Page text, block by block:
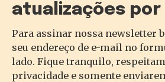
atualizações por
Para assinar nossa newsletter
seu endereço de e-mail no
lado. Fique tranquilo,
privacidade e somente